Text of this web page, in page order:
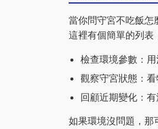
當你問守宮不吃飯怎
這裡有個簡單的列表
檢查環境參數：用
觀察守宮狀態：
回顧近期變化：
如果環境沒問題，那